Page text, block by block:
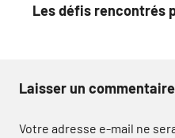
Les défis rencontrés
Laisser un commentaire
Votre adresse e-mail ne